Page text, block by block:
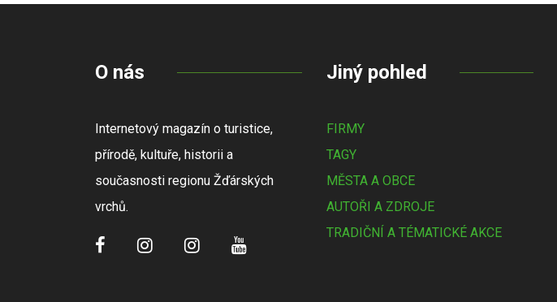
O nás
Internetový magazín o turistice,
přírodě, kultuře, historii a
současnosti regionu Žďárských
vrchů.
Jiný pohled
FIRMY
TAGY
MĚSTA A OBCE
AUTOŘI A ZDROJE
TRADIČNÍ A TÉMATICKÉ AKCE